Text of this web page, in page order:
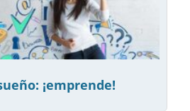
¡emprende!